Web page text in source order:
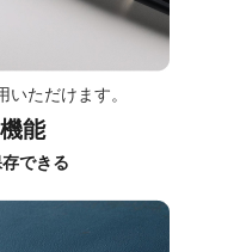
ただけます。
能
できる